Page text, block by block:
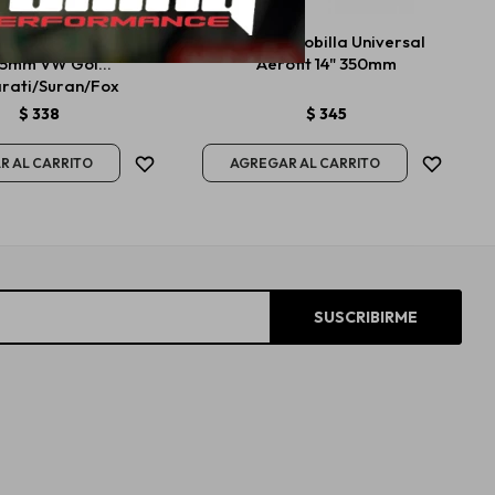
Trasera 14"
VW Gol
Suran/Fox
$ 338
Bosch Escobilla Universal
Aerofit 14" 350mm
$ 345
SUSCRIBIRME